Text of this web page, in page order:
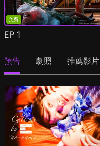
免費
EP 1
預告 劇照 推薦影片